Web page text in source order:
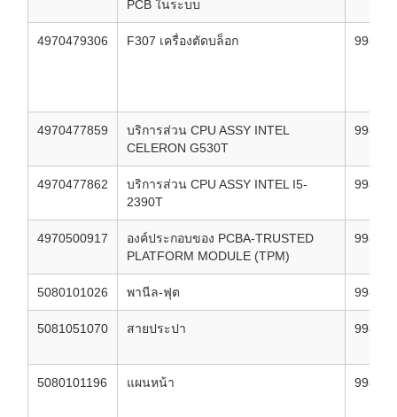
PCB ในระบบ
4970479306 F307 เครื่องตัดบล็อก
4970477859
บริการส่วน CPU ASSY INTEL
CELERON G530T
4970477862
บริการส่วน CPU ASSY INTEL I5-
2390T
4970500917
องค์ประกอบของ PCBA-TRUSTED
PLATFORM MODULE (TPM)
5080101026 พานีล-ฟุต
5081051070 สายประปา
5080101196 แผนหน้า